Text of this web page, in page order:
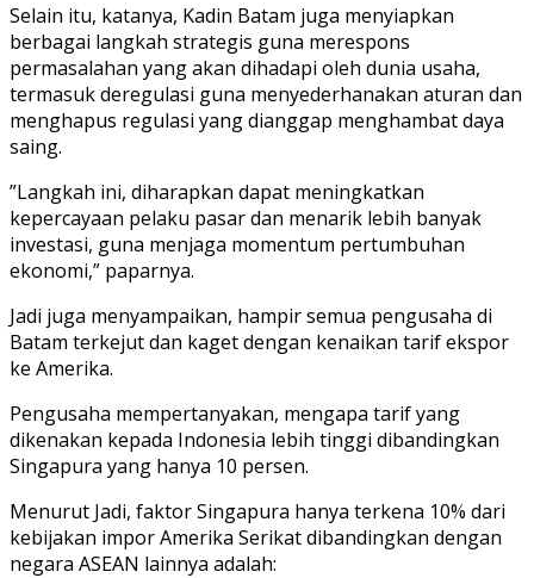
Selain itu, katanya, Kadin Batam juga menyiapkan
berbagai langkah strategis guna merespons
permasalahan yang akan dihadapi oleh dunia usaha,
termasuk deregulasi guna menyederhanakan aturan dan
menghapus regulasi yang dianggap menghambat daya
saing.
”Langkah ini, diharapkan dapat meningkatkan
kepercayaan pelaku pasar dan menarik lebih banyak
investasi, guna menjaga momentum pertumbuhan
ekonomi,” paparnya.
Jadi juga menyampaikan, hampir semua pengusaha di
Batam terkejut dan kaget dengan kenaikan tarif ekspor
ke Amerika.
Pengusaha mempertanyakan, mengapa tarif yang
dikenakan kepada Indonesia lebih tinggi dibandingkan
Singapura yang hanya 10 persen.
Menurut Jadi, faktor Singapura hanya terkena 10% dari
kebijakan impor Amerika Serikat dibandingkan dengan
negara ASEAN lainnya adalah: